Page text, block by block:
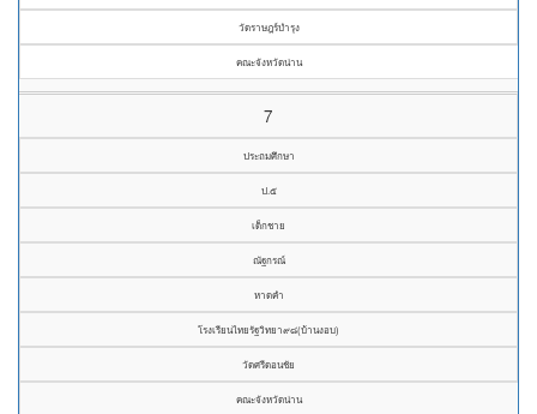
วัดราษฎร์บำรุง
คณะจังหวัดน่าน
7
ประถมศึกษา
ป.๕
เด็กชาย
ณัฐกรณ์
หาดคำ
โรงเรียนไทยรัฐวิทยา๙๘(บ้านงอบ)
วัดศรีดอนชัย
คณะจังหวัดน่าน